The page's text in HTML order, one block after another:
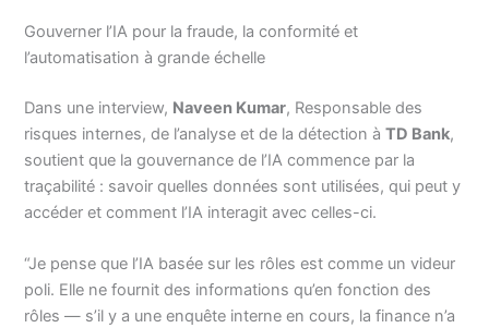
Gouverner l’IA pour la fraude, la conformité et
l’automatisation à grande échelle
Dans une interview, Naveen Kumar, Responsable des
risques internes, de l’analyse et de la détection àTD Bank,
soutient que la gouvernance de l’IA commence par la
traçabilité : savoir quelles données sont utilisées, qui peut y
accéder et comment l’IA interagit avec celles-ci.
“Je pense que l’IA basée sur les rôles est comme un videur
poli. Elle ne fournit des informations qu’en fonction des
rôles — s’il y a une enquête interne en cours, la finance n’a